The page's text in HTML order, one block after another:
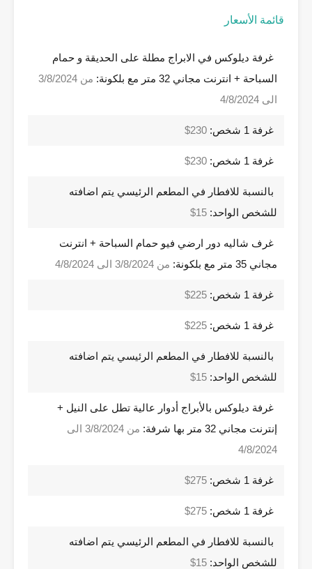
قائمة الأسعار
غرفة ديلوكس في الابراج مطلة على الحديقة و حمام
السباحة + انترنت مجاني 32 متر مع بلكونة:
من 3/8/2024
الى 4/8/2024
غرفة 1 شخص: 230$
غرفة 1 شخص: 230$
بالنسبة للافطار في المطعم الرئيسي يتم اضافته
للشخص الواحد: 15$
غرف شاليه دور ارضي فيو حمام السباحة + انترنت
مجاني 35 متر مع بلكونة:
من 3/8/2024 الى 4/8/2024
غرفة 1 شخص: 225$
غرفة 1 شخص: 225$
بالنسبة للافطار في المطعم الرئيسي يتم اضافته
للشخص الواحد: 15$
غرفة ديلوكس بالأبراج أدوار عالية تطل على النيل +
إنترنت مجاني 32 متر بها شرفة:
من 3/8/2024 الى
4/8/2024
غرفة 1 شخص: 275$
غرفة 1 شخص: 275$
بالنسبة للافطار في المطعم الرئيسي يتم اضافته
للشخص الواحد: 15$